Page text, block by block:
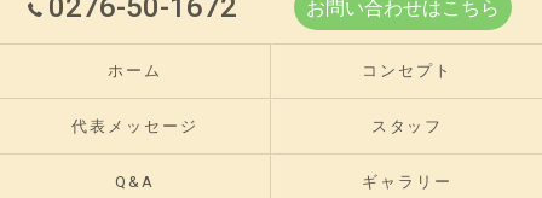
0276-50-1672 お問い合わせはこちら
ホーム コンセプト
代表メッセージ スタッフ
Q&A ギャラリー